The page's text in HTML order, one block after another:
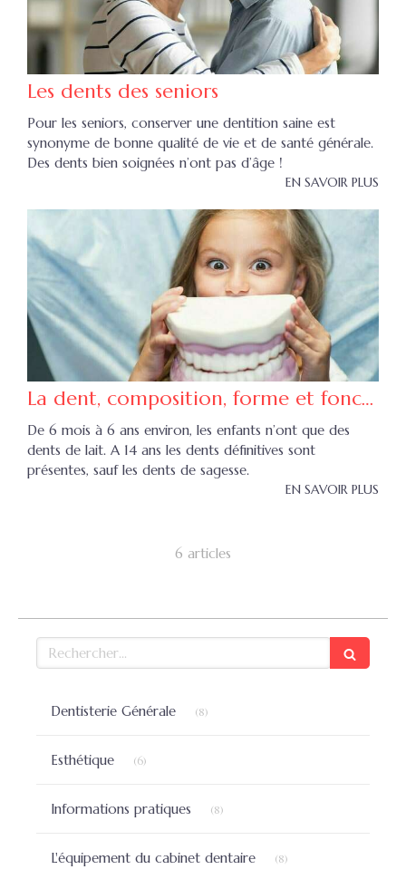
Les dents des seniors
Pour les seniors, conserver une dentition saine est
synonyme de bonne qualité de vie et de santé générale.
Des dents bien soignées n’ont pas d’âge !
EN SAVOIR PLUS
La dent, composition, forme et fonction
De 6 mois à 6 ans environ, les enfants n’ont que des
dents de lait. A 14 ans les dents définitives sont
présentes, sauf les dents de sagesse.
EN SAVOIR PLUS
6 articles
Rechercher
Dentisterie Générale (8)
Esthétique (6)
Informations pratiques (8)
L'équipement du cabinet dentaire (8)